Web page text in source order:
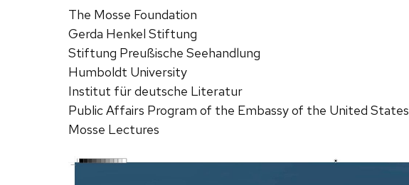
The Mosse Foundation
Gerda Henkel Stiftung
Stiftung Preußische Seehandlung
Humboldt University
Institut für deutsche Literatur
Public Affairs Program of the Embassy of the United States
Mosse Lectures